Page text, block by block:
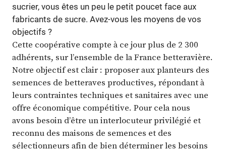
sucrier, vous êtes un peu le petit poucet face aux
fabricants de sucre. Avez-vous les moyens de vos
objectifs ?
Cette coopérative compte à ce jour plus de 2 300
adhérents, sur l’ensemble de la France betteravière.
Notre objectif est clair : proposer aux planteurs des
semences de betteraves productives, répondant à
leurs contraintes techniques et sanitaires avec une
offre économique compétitive. Pour cela nous
avons besoin d’être un interlocuteur privilégié et
reconnu des maisons de semences et des
sélectionneurs afin de bien déterminer les besoins